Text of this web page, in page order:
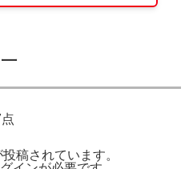
稿されています。